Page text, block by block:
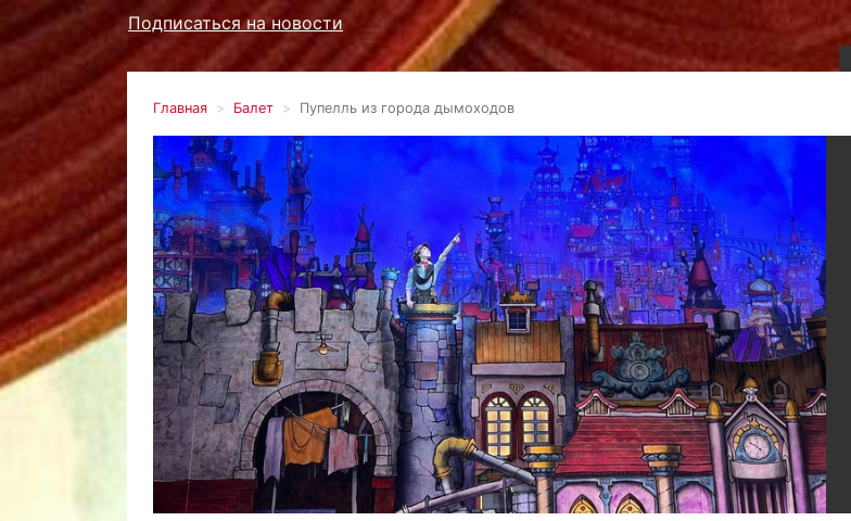
Подписаться на новости
Главная Балет Пупелль из города дымоходов